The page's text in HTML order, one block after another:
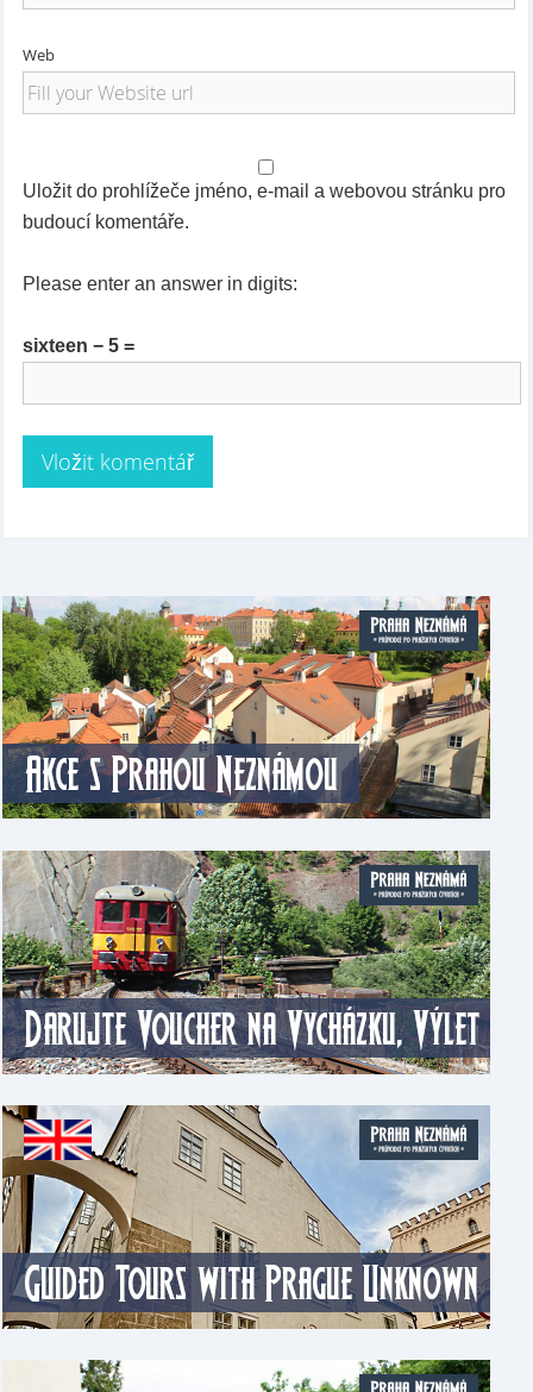
Web
Uložit do prohlížeče jméno, e-mail a webovou stránku pro
budoucí komentáře.
Please enter an answer in digits:
sixteen − 5 =